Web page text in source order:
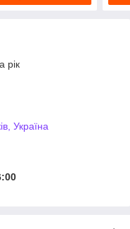
рік
Україна